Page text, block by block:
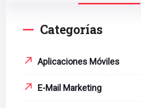
Categorías
Aplicaciones Móviles
E-Mail Marketing